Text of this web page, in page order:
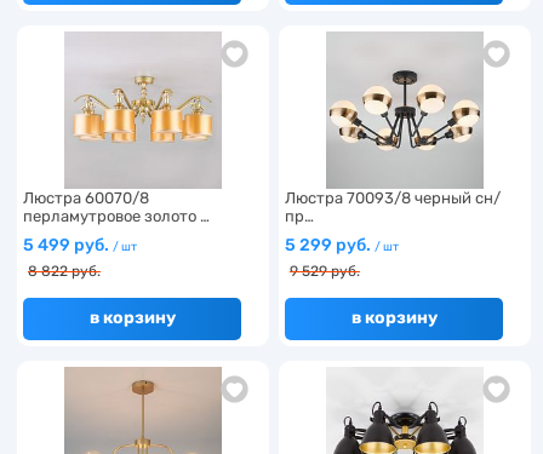
Люстра 60070/8
перламутровое золото …
5 499 руб. / шт
8 822 руб.
в корзину
Люстра 70093/8 черный сн/
пр…
5 299 руб. / шт
9 529 руб.
в корзину